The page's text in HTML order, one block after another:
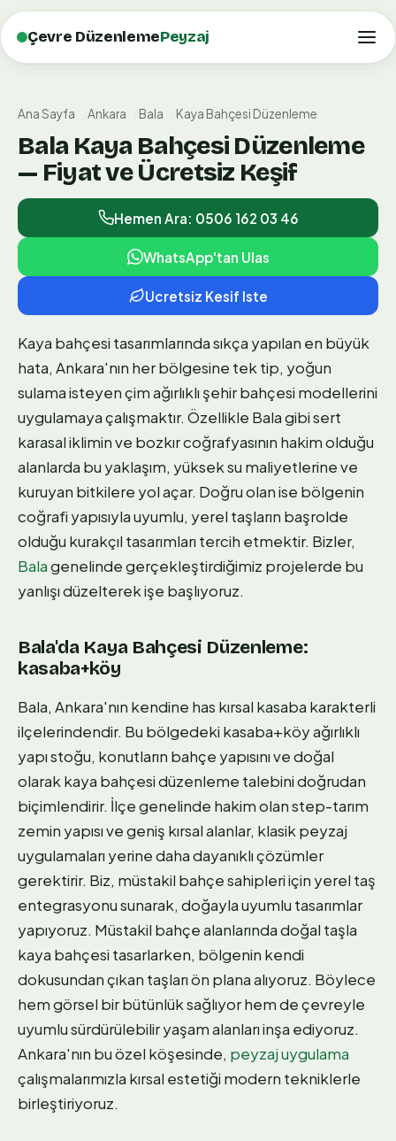
Çevre DüzenlemePeyzaj
Ana Sayfa Ankara Bala Kaya Bahçesi Düzenleme
Bala Kaya Bahçesi Düzenleme
— Fiyat ve Ücretsiz Keşif
Hemen Ara: 0506 162 03 46
WhatsApp'tan Ulas
Ucretsiz Kesif Iste
Kaya bahçesi tasarımlarında sıkça yapılan en büyük
hata, Ankara'nın her bölgesine tek tip, yoğun
sulama isteyen çim ağırlıklı şehir bahçesi modellerini
uygulamaya çalışmaktır. Özellikle Bala gibi sert
karasal iklimin ve bozkır coğrafyasının hakim olduğu
alanlarda bu yaklaşım, yüksek su maliyetlerine ve
kuruyan bitkilere yol açar. Doğru olan ise bölgenin
coğrafi yapısıyla uyumlu, yerel taşların başrolde
olduğu kurakçıl tasarımları tercih etmektir. Bizler,
Balagenelinde gerçekleştirdiğimiz projelerde bu
yanlışı düzelterek işe başlıyoruz.
Bala'da Kaya Bahçesi Düzenleme:
kasaba+köy
Bala, Ankara'nın kendine has kırsal kasaba karakterli
ilçelerindendir. Bu bölgedeki kasaba+köy ağırlıklı
yapı stoğu, konutların bahçe yapısını ve doğal
olarak kaya bahçesi düzenleme talebini doğrudan
biçimlendirir. İlçe genelinde hakim olan step-tarım
zemin yapısı ve geniş kırsal alanlar, klasik peyzaj
uygulamaları yerine daha dayanıklı çözümler
gerektirir. Biz, müstakil bahçe sahipleri için yerel taş
entegrasyonu sunarak, doğayla uyumlu tasarımlar
yapıyoruz. Müstakil bahçe alanlarında doğal taşla
kaya bahçesi tasarlarken, bölgenin kendi
dokusundan çıkan taşları ön plana alıyoruz. Böylece
hem görsel bir bütünlük sağlıyor hem de çevreyle
uyumlu sürdürülebilir yaşam alanları inşa ediyoruz.
Ankara'nın bu özel köşesinde, peyzaj uygulama
çalışmalarımızla kırsal estetiği modern tekniklerle
birleştiriyoruz.